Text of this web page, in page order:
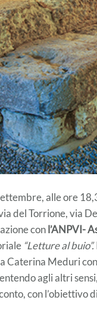
alle ore
del Torrione, via
conl’ANPVI-
“Letture al buio”.
Caterina Meduri
agli altri
con l’obiettivo